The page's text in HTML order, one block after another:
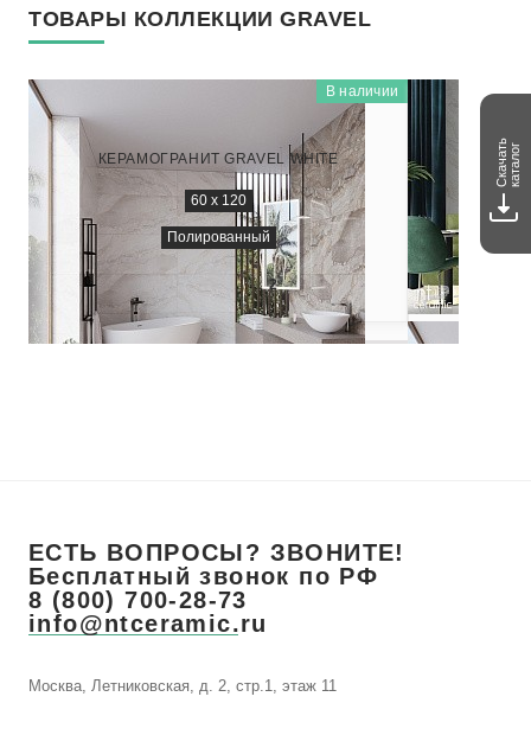
ТОВАРЫ КОЛЛЕКЦИИ GRAVEL
В наличии
КЕРАМОГРАНИТ GRAVEL WHITE
60 x 120
Полированный
2 600 ₽/м2
Скачатькаталог
ЕСТЬ ВОПРОСЫ? ЗВОНИТЕ!
Бесплатный звонок по РФ
8 (800) 700-28-73
info@ntceramic.ru
Москва, Летниковская, д. 2, стр.1, этаж 11